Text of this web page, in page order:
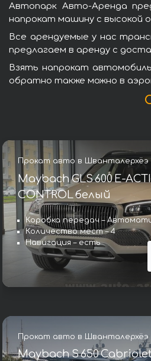
Автопарк Авто-Аренда
напрокат машину с высокой
Все арендуемые у нас
предлагаем в аренду с
Взять напрокат
обратно также можно в
Прокат авто в Шванталерхёэ
Maybach GLS 600 E-
CONTROL белый
Коробка передач –
Количество мест – 4
Навигация – есть
Прокат авто в Шванталерхёэ
Maybach S 650